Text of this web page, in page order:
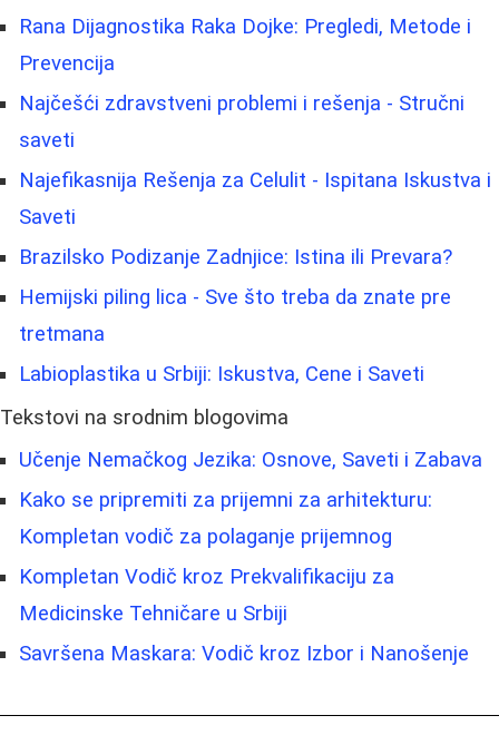
Rana Dijagnostika Raka Dojke: Pregledi, Metode i
Prevencija
Najčešći zdravstveni problemi i rešenja - Stručni
saveti
Najefikasnija Rešenja za Celulit - Ispitana Iskustva i
Saveti
Brazilsko Podizanje Zadnjice: Istina ili Prevara?
Hemijski piling lica - Sve što treba da znate pre
tretmana
Labioplastika u Srbiji: Iskustva, Cene i Saveti
Tekstovi na srodnim blogovima
Učenje Nemačkog Jezika: Osnove, Saveti i Zabava
Kako se pripremiti za prijemni za arhitekturu:
Kompletan vodič za polaganje prijemnog
Kompletan Vodič kroz Prekvalifikaciju za
Medicinske Tehničare u Srbiji
Savršena Maskara: Vodič kroz Izbor i Nanošenje